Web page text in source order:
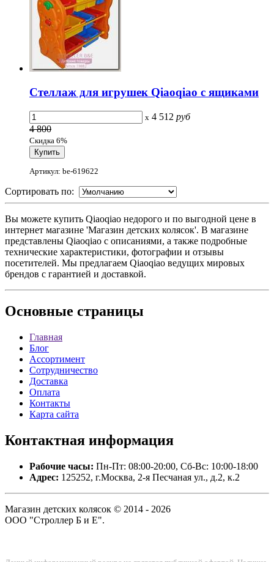
Стеллаж для игрушек Qiaoqiao с ящиками
x 4 512 руб
4 800
Скидка 6%
Артикул: be-619622
Сортировать по:
Вы можете купить Qiaoqiao недорого и по выгодной цене в
интернет магазине 'Магазин детских колясок'. В магазине
представлены Qiaoqiao с описаниями, а также подробные
технические характеристики, фотографии и отзывы
посетителей. Мы предлагаем Qiaoqiao ведущих мировых
брендов с гарантией и доставкой.
Основные страницы
Главная
Блог
Ассортимент
Сотрудничество
Доставка
Оплата
Контакты
Карта сайта
Контактная информация
Рабочие часы: Пн-Пт: 08:00-20:00, Сб-Вс: 10:00-18:00
Адрес: 125252, г.Москва, 2-я Песчаная ул., д.2, к.2
Магазин детских колясок © 2014 - 2026
ООО "Строллер Б и Е".